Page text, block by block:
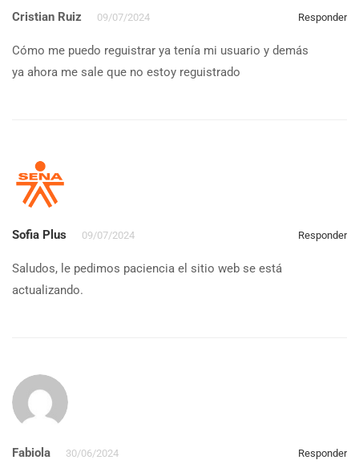
Cristian Ruiz 09/07/2024 Responder
Cómo me puedo reguistrar ya tenía mi usuario y demás
ya ahora me sale que no estoy reguistrado
Sofia Plus 09/07/2024 Responder
Saludos, le pedimos paciencia el sitio web se está
actualizando.
Fabiola 30/06/2024 Responder